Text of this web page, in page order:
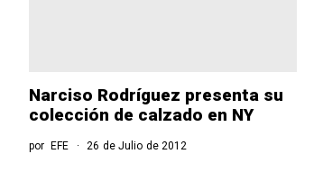
Narciso Rodríguez presenta su
colección de calzado en NY
por EFE 26 de Julio de 2012